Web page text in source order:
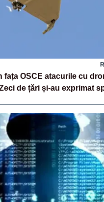
fața OSCE atacurile cu
de țări și-au exprimat